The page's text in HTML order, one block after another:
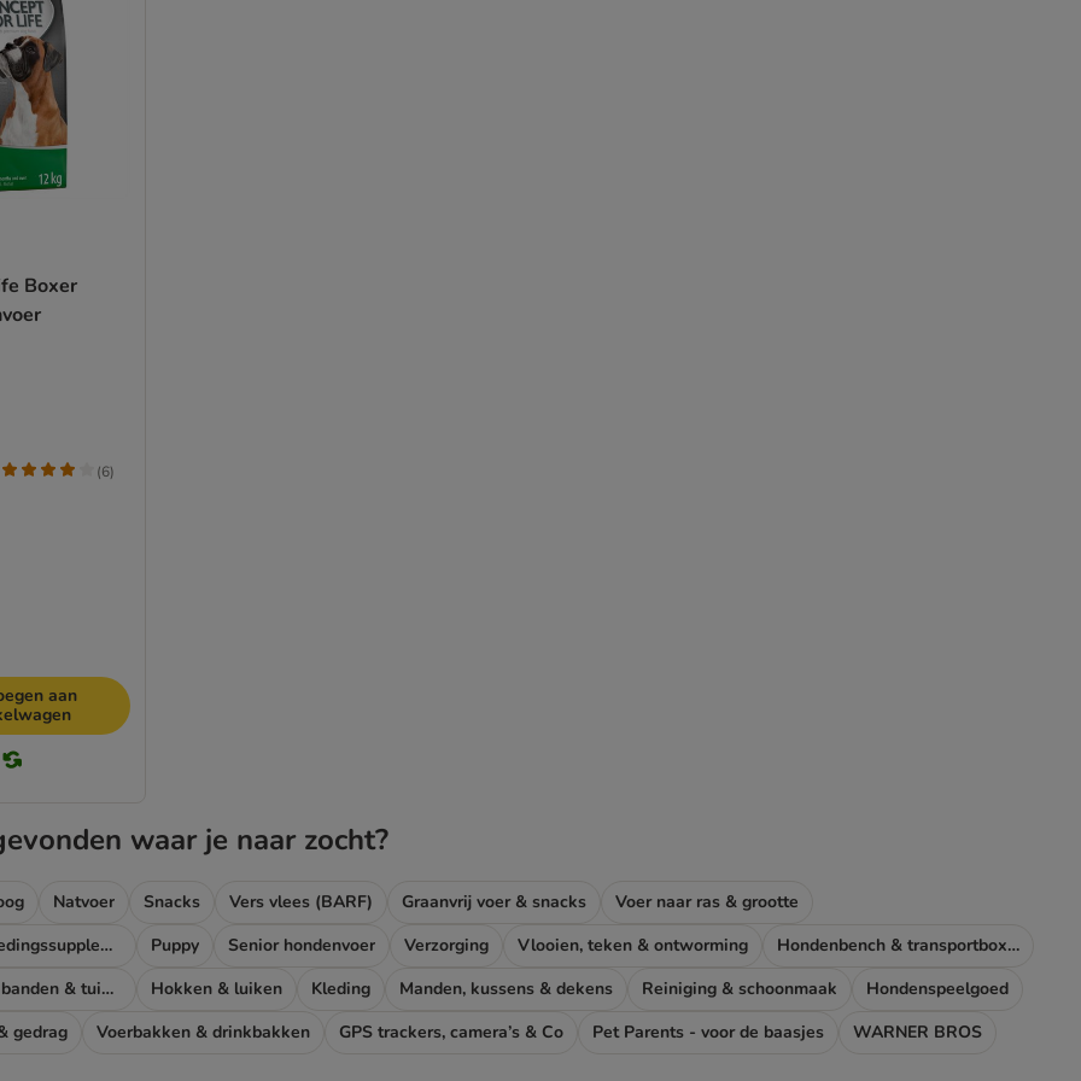
Boxer
(6)
aan
waar je naar zocht?
Natvoer Snacks Vers vlees (BARF) Graanvrij voer & snacks
Voer naar ras & grootte
Dieetvoer & voedingssupplementen hond
Puppy Senior hondenvoer Verzorging Vlooien, teken & ontworming
Hondenbench & transportboxen
Halsbanden, leibanden & tuigen
Hokken & luiken Kleding Manden, kussens & dekens Reiniging & schoonmaak
Hondenspeelgoed
gedrag
Voerbakken & drinkbakken GPS trackers, camera’s & Co Pet Parents - voor de baasjes WARNER BROS